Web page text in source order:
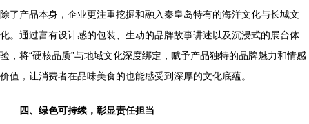
除了产品本身，企业更注重挖掘和融入秦皇岛特有的海洋文化与长城文
化。通过富有设计感的包装、生动的品牌故事讲述以及沉浸式的展台体
验，将“硬核品质”与地域文化深度绑定，赋予产品独特的品牌魅力和情感
价值，让消费者在品味美食的也能感受到深厚的文化底蕴。
四、绿色可持续，彰显责任担当